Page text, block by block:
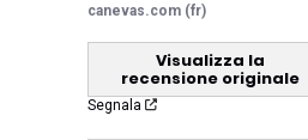
canevas.com (fr)
Visualizza la
recensione originale
Segnala